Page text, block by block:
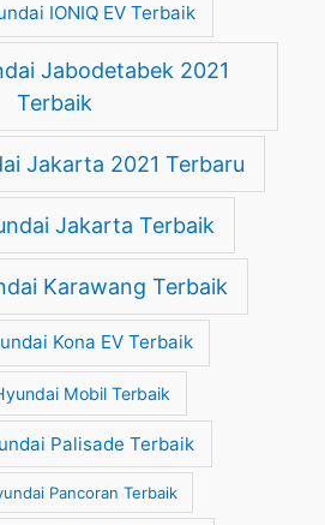
IONIQ EV Terbaik
Jabodetabek 2021
Terbaik
Jakarta 2021 Terbaru
Jakarta Terbaik
Karawang Terbaik
Kona EV Terbaik
Mobil Terbaik
Palisade Terbaik
Pancoran Terbaik